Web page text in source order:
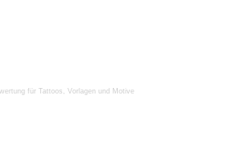
für Tattoos, Vorlagen und Motive